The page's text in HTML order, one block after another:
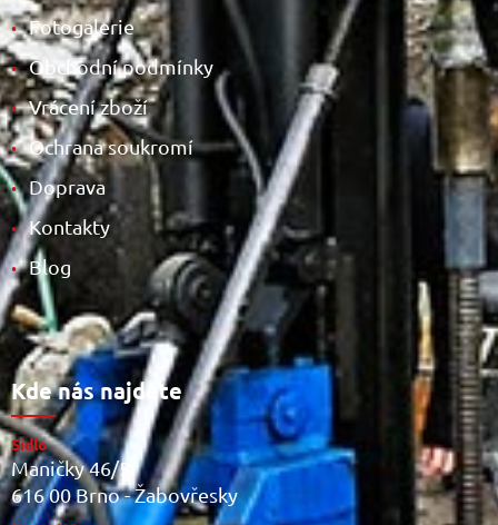
• Fotogalerie
• Obchodní podmínky
• Vrácení zboží
• Ochrana soukromí
• Doprava
• Kontakty
• Blog
Kde nás najdete
Sídlo
Maničky 46/5
616 00 Brno - Žabovřesky